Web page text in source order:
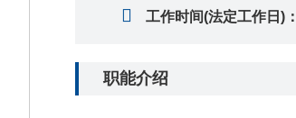
工作时间(法定工作日)：
职能介绍